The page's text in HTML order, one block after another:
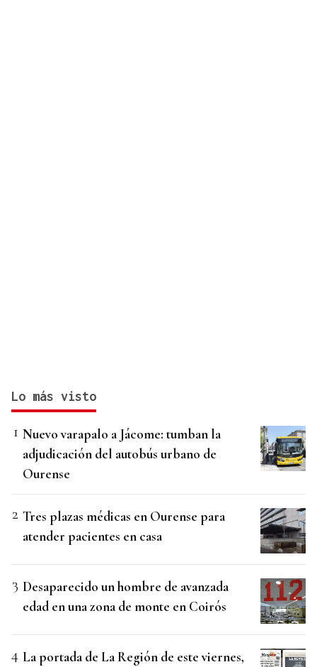
Lo más visto
Nuevo varapalo a Jácome: tumban la
adjudicación del autobús urbano de
Ourense
Tres plazas médicas en Ourense para
atender pacientes en casa
Desaparecido un hombre de avanzada
edad en una zona de monte en Coirós
La portada de La Región de este viernes,